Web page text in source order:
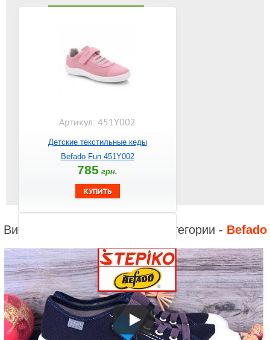
Артикул: 451Y002
Детские текстильные кеды
Befado Fun 451Y002
785 грн.
Артикул: 451Y004
Видео к другим товарам из категории - Befado